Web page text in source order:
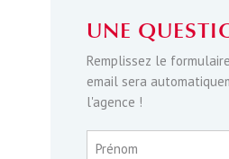
UNE
Remplissez le
email sera
l'agence !
Prénom